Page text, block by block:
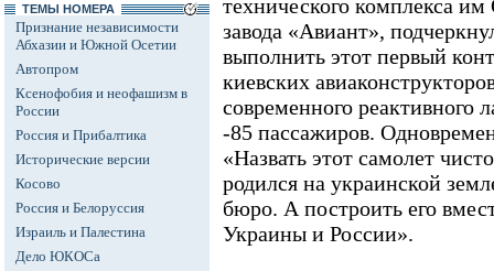
ТЕМЫ НОМЕРА
Признание независимости
Абхазии и Южной Осетии
Автопром
Ксенофобия и неофашизм в
России
Россия и Прибалтика
Исторические версии
Косово
Россия и Белоруссия
Израиль и Палестина
Дело ЮКОСа
технического комплекса
завода «Авиант»,
выполнить этот первый
киевских
современного реактивного
-85 пассажиров.
«Назвать этот самолет
родился на украинской
бюро. А построить его
Украины и России».